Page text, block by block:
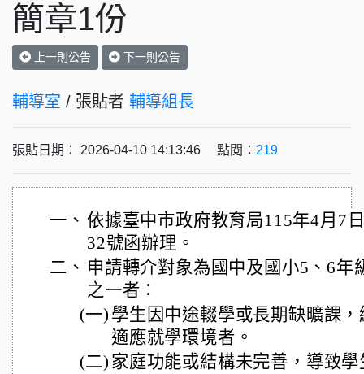
簡章1份
上一則公告 下一則公告
輔導室 / 張貼者 輔導組長
張貼日期： 2026-04-10 14:13:46 點閱： 219
一、 依據臺中市政府教育局115年4月7
32號函辦理。
二、 申請轉介對象為國中及國小5、6年
之一者：
(一) 學生因中途輟學或長期缺曠課
適應就學環境者。
(二) 家庭功能或結構未完善，導致